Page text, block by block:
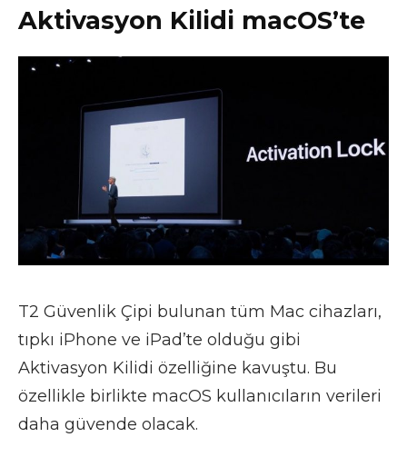
Aktivasyon Kilidi macOS’te
T2 Güvenlik Çipi bulunan tüm Mac cihazları,
tıpkı iPhone ve iPad’te olduğu gibi
Aktivasyon Kilidi özelliğine kavuştu. Bu
özellikle birlikte macOS kullanıcıların verileri
daha güvende olacak.